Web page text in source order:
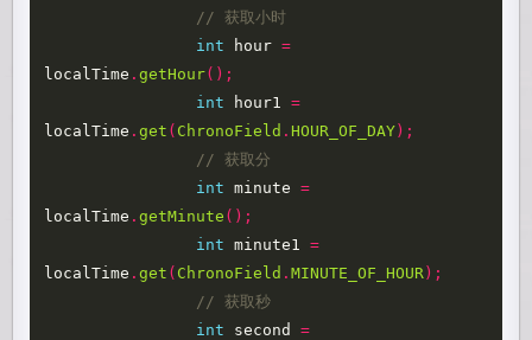
// 获取小时
int
hour =
localTime .getHour();
int
hour1
=
localTime .get ( ChronoField .HOUR_OF_DAY );
// 获取分
int
minute
=
localTime .getMinute ();
int
minute1
=
localTime .get ( ChronoField .MINUTE_OF_HOUR );
// 获取秒
int
second
=